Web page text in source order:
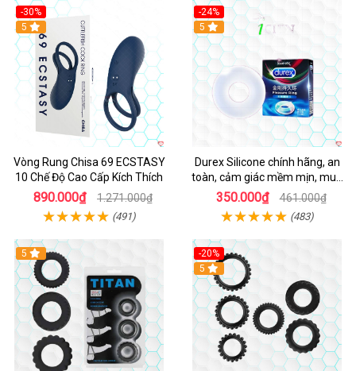
-30%
Hot
5
Vòng Rung Chisa 69 ECSTASY
10 Chế Độ Cao Cấp Kích Thích
890.000₫ 1.271.000₫
(491)
-24%
5
Durex Silicone chính hãng, an
toàn, cảm giác mềm mịn, mua
ngay
350.000₫ 461.000₫
(483)
5
-20%
Hot
5